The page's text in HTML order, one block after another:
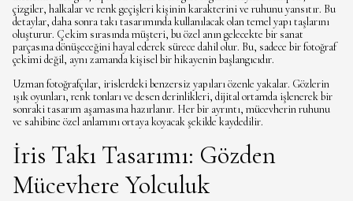
çizgiler, halkalar ve renk geçişleri kişinin karakterini ve ruhunu yansıtır. Bu
detaylar, daha sonra takı tasarımında kullanılacak olan temel yapı taşlarını
oluşturur. Çekim sırasında müşteri, bu özel anın gelecekte bir sanat
parçasına dönüşeceğini hayal ederek sürece dahil olur. Bu, sadece bir fotoğraf
çekimi değil, aynı zamanda kişisel bir hikayenin başlangıcıdır.
Uzman fotoğrafçılar, irislerdeki benzersiz yapıları özenle yakalar. Gözlerin
ışık oyunları, renk tonları ve desen derinlikleri, dijital ortamda işlenerek bir
sonraki tasarım aşamasına hazırlanır. Her bir ayrıntı, mücevherin ruhunu
ve sahibine özel anlamını ortaya koyacak şekilde kaydedilir.
İris Takı Tasarımı: Gözden
Mücevhere Yolculuk